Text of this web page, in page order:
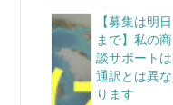
【募集は明日
まで】私の商
談サポートは
通訳とは異な
ります